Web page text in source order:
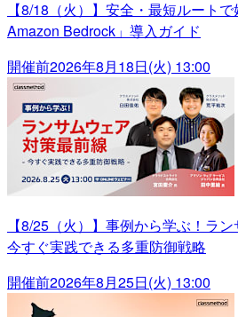
【8/18（火）】安全・最短ルート
Amazon Bedrock」導入ガイド
開催前2026年8月18日(火) 13:00
【8/25（火）】事例から学ぶ！ラ
今すぐ実践できる多重防御戦略
開催前2026年8月25日(火) 13:00